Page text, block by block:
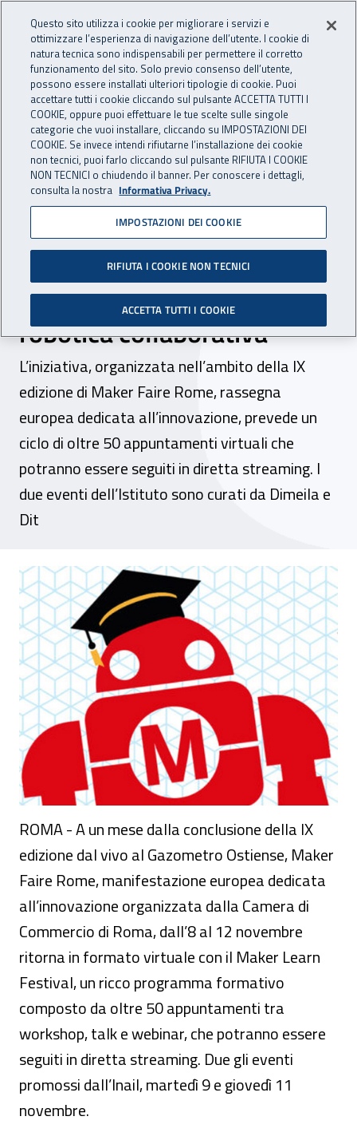
INAIL - Istituto Nazionale
Apri cerca
Navigazione principale
Navigazione - Ti trovi in:
Home Inail comunica News
04 novembre 2021
Maker Learn Festival, il 9 e
l’11 novembre i webinar
Inail su apnee notturne e
robotica collaborativa
L’iniziativa, organizzata nell’ambito della IX
edizione di Maker Faire Rome, rassegna
europea dedicata all’innovazione, prevede un
ciclo di oltre 50 appuntamenti virtuali che
potranno essere seguiti in diretta streaming. I
due eventi dell’Istituto sono curati da Dimeila e
Dit
Maker Learn Festival, il 9 e l’11
ROMA - A un mese dalla conclusione della IX
edizione dal vivo al Gazometro Ostiense, Maker
Faire Rome, manifestazione europea dedicata
all’innovazione organizzata dalla Camera di
Commercio di Roma, dall’8 al 12 novembre
ritorna in formato virtuale con il Maker Learn
Festival, un ricco programma formativo
composto da oltre 50 appuntamenti tra
workshop, talk e webinar, che potranno essere
seguiti in diretta streaming. Due gli eventi
promossi dall’Inail, martedì 9 e giovedì 11
novembre.
Questo sito utilizza i cookie per migliorare i servizi e
ottimizzare l’esperienza di navigazione dell’utente. I cookie di
natura tecnica sono indispensabili per permettere il corretto
funzionamento del sito. Solo previo consenso dell’utente,
possono essere installati ulteriori tipologie di cookie. Puoi
accettare tutti i cookie cliccando sul pulsante ACCETTA TUTTI I
COOKIE, oppure puoi effettuare le tue scelte sulle singole
categorie che vuoi installare, cliccando su IMPOSTAZIONI DEI
COOKIE. Se invece intendi rifiutarne l’installazione dei cookie
non tecnici, puoi farlo cliccando sul pulsante RIFIUTA I COOKIE
NON TECNICI o chiudendo il banner. Per conoscere i dettagli,
consulta la nostra Informativa Privacy.
IMPOSTAZIONI DEI COOKIE
RIFIUTA I COOKIE NON TECNICI
ACCETTA TUTTI I COOKIE